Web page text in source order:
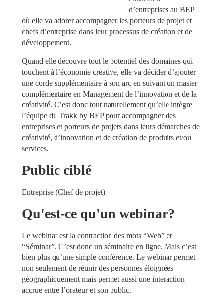
d’entreprises au BEP
où elle va adorer accompagner les porteurs de projet et
chefs d’entreprise dans leur processus de création et de
développement.
Quand elle découvre tout le potentiel des domaines qui
touchent à l’économie créative, elle va décider d’ajouter
une corde supplémentaire à son arc en suivant un master
complémentaire en Management de l’innovation et de la
créativité. C’est donc tout naturellement qu’elle intègre
l’équipe du Trakk by BEP pour accompagner des
entreprises et porteurs de projets dans leurs démarches de
créativité, d’innovation et de création de produits et/ou
services.
Public ciblé
Entreprise (Chef de projet)
Qu'est-ce qu'un webinar?
Le webinar est la contraction des mots “Web” et
“Séminar”. C’est donc un séminaire en ligne. Mais c’est
bien plus qu’une simple conférence. Le webinar permet
non seulement de réunir des personnes éloignées
géographiquement mais permet aussi une interaction
accrue entre l’orateur et son public.